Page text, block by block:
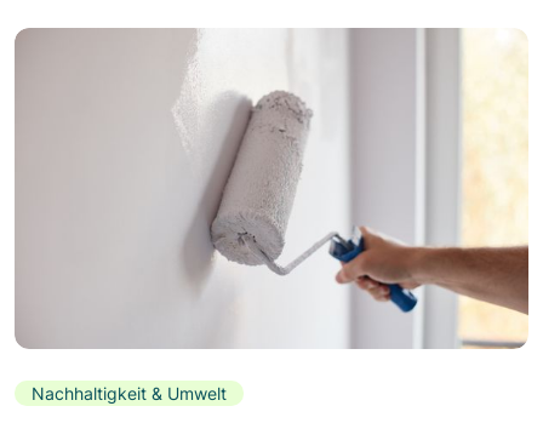
Nachhaltigkeit & Umwelt